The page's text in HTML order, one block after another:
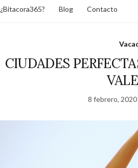
¿Bitacora365? Blog Contacto
CIUDADES
8 febrero, 2020